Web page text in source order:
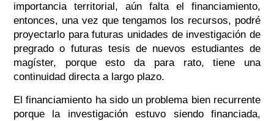
importancia territorial, aún falta el financiamiento,
entonces, una vez que tengamos los recursos, podré
proyectarlo para futuras unidades de investigación de
pregrado o futuras tesis de nuevos estudiantes de
magíster, porque esto da para rato, tiene una
continuidad directa a largo plazo.
El financiamiento ha sido un problema bien recurrente
porque la investigación estuvo siendo financiada,